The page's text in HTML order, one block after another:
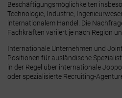
Beschäftigungsmöglichkeiten
Technologie, Industrie,
internationalem Handel. Die
Fachkräften variiert je nach Region
Internationale Unternehmen und
Positionen für ausländische
in der Regel über internationale
oder spezialisierte Recruiting-